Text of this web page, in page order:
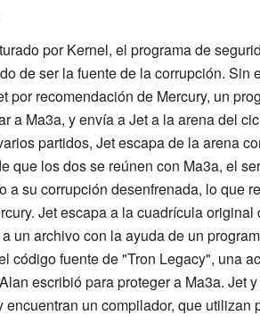
por Kernel, el programa de
de ser la fuente de la corrupción. Sin
por recomendación de Mercury, un
a Ma3a, y envía a Jet a la arena del
partidos, Jet escapa de la arena
que los dos se reúnen con Ma3a, el
a su corrupción desenfrenada, lo que
Jet escapa a la cuadrícula original
un archivo con la ayuda de un
código fuente de "Tron Legacy", una
escribió para proteger a Ma3a. Jet
encuentran un compilador, que utilizan